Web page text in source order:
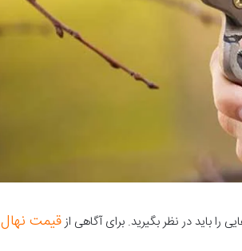
را باید در نظر بگیرید. برای آگاهی ازقیمت نهال